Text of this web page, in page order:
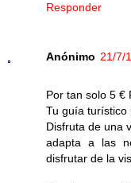
Responder
Anónimo 21/7/
Por tan solo 5 €
Tu guía turístico
Disfruta de una
adapta a las
disfrutar de la